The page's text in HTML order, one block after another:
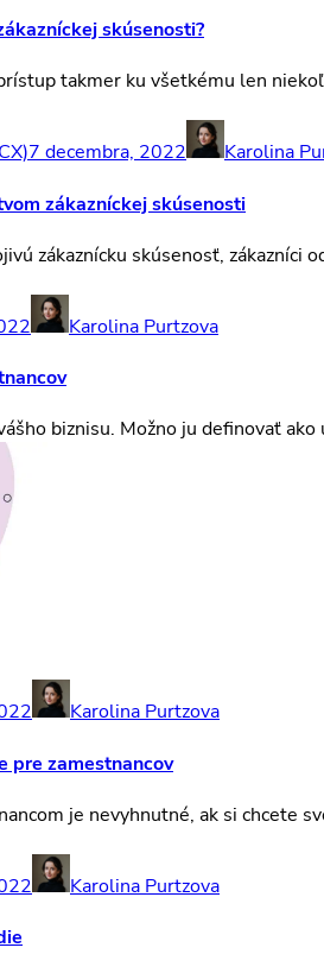
skúsenosti?
takmer ku všetkému len
7 decembra, 2022
Karolina
zákazníckej skúsenosti
zákaznícku skúsenosť,
Karolina Purtzova
biznisu. Možno ju definovať
Karolina Purtzova
pre zamestnancov
je nevyhnutné, ak si chcete
Karolina Purtzova